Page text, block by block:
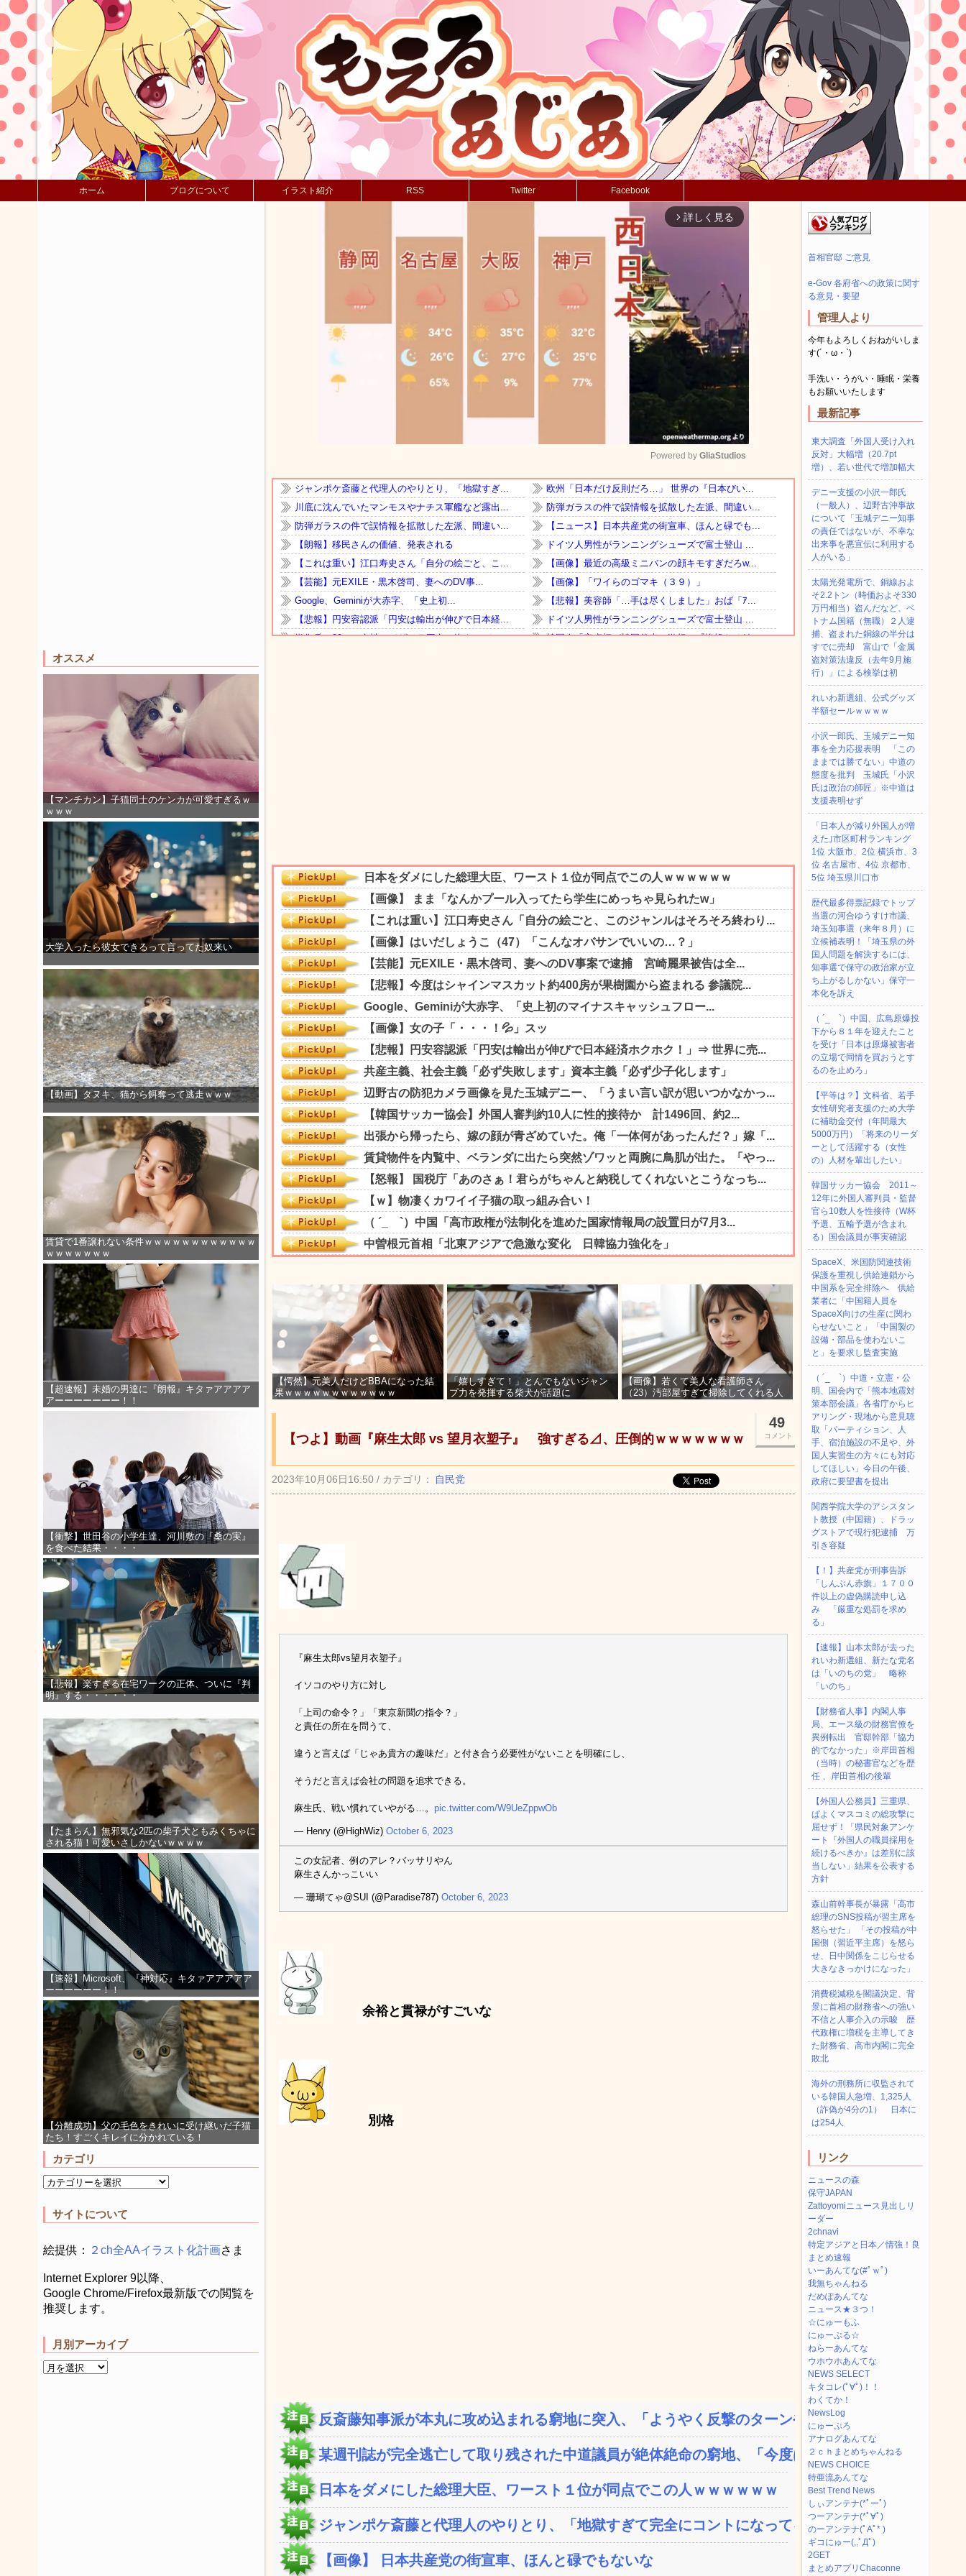
ホーム ブログについて イラスト紹介 RSS Twitter Facebook
オススメ
【マンチカン】子猫同士のケンカが可愛すぎるｗ
ｗｗｗ
大学入ったら彼女できるって言ってた奴来い
【動画】タヌキ、猫から餌奪って逃走ｗｗｗ
賃貸で1番譲れない条件ｗｗｗｗｗｗｗｗｗｗｗｗ
ｗｗｗｗｗｗｗ
【超速報】未婚の男達に『朗報』キタァアアアア
アーーーーーーー！！
【衝撃】世田谷の小学生達、河川敷の『桑の実』
を食べた結果・・・・
【悲報】楽すぎる在宅ワークの正体、ついに『判
明』する・・・・・・
【たまらん】無邪気な2匹の柴子犬ともみくちゃに
される猫！可愛いさしかないｗｗｗｗ
【速報】Microsoft、『神対応』キタァアアアアア
ーーーーーー！！
【分離成功】父の毛色をきれいに受け継いだ子猫
たち！すごくキレイに分かれている！
カテゴリ
サイトについて
絵提供： ２ch全AAイラスト化計画さま
Internet Explorer 9以降、
Google Chrome/Firefox最新版での閲覧を
推奨します。
月別アーカイブ
arrow_forward_ios 詳しく見る
Mute
Powered by GliaStudios
【愕然】元美人だけどBBAになった結
果ｗｗｗｗｗｗｗｗｗｗｗｗ
「嬉しすぎて！」とんでもないジャン
プ力を発揮する柴犬が話題に
【画像】若くて美人な看護師さん
（23）汚部屋すぎて掃除してくれる人
49
コメント
【つよ】動画『麻生太郎 vs 望月衣塑子』 強すぎる⊿、圧倒的ｗｗｗｗｗｗｗ
2023年10月06日16:50 / カテゴリ： 自民党
『麻生太郎vs望月衣塑子』
イソコのやり方に対し
「上司の命令？」「東京新聞の指令？」
と責任の所在を問うて、
違うと言えば「じゃあ貴方の趣味だ」と付き合う必要性がないことを明確にし、
そうだと言えば会社の問題を追求できる。
麻生氏、戦い慣れていやがる…。 pic.twitter.com/W9UeZppwOb
— Henry (@HighWiz) October 6, 2023
この女記者、例のアレ？バッサリやん
麻生さんかっこいい
— 珊瑚てゃ@SUI (@Paradise787) October 6, 2023
余裕と貫禄がすごいな
別格
反斎藤知事派が本丸に攻め込まれる窮地に突入、「ようやく反撃のターンやね...
某週刊誌が完全逃亡して取り残された中道議員が絶体絶命の窮地、「今度は宏...
日本をダメにした総理大臣、ワースト１位が同点でこの人ｗｗｗｗｗｗ
ジャンポケ斎藤と代理人のやりとり、「地獄すぎて完全にコントになってる…...
【画像】 日本共産党の街宣車、ほんと碌でもないな
首相官邸 ご意見
e-Gov 各府省への政策に関す
る意見・要望
管理人より
今年もよろしくおねがいしま
す(´・ω・`)
手洗い・うがい・睡眠・栄養
もお願いいたします
最新記事
東大調査「外国人受け入れ
反対」大幅増（20.7pt
増）、若い世代で増加幅大
デニー支援の小沢一郎氏
（一般人）、辺野古沖事故
について「玉城デニー知事
の責任ではないが、不幸な
出来事を悪宣伝に利用する
人がいる」
太陽光発電所で、銅線およ
そ2.2トン（時価およそ330
万円相当）盗んだなど、ベ
トナム国籍（無職）２人逮
捕、盗まれた銅線の半分は
すでに売却 富山で「金属
盗対策法違反（去年9月施
行）」による検挙は初
れいわ新選組、公式グッズ
半額セールｗｗｗｗ
小沢一郎氏、玉城デニー知
事を全力応援表明 「この
ままでは勝てない」中道の
態度を批判 玉城氏「小沢
氏は政治の師匠」※中道は
支援表明せず
「日本人が減り外国人が増
えた｣市区町村ランキング
1位 大阪市、2位 横浜市、3
位 名古屋市、4位 京都市、
5位 埼玉県川口市
歴代最多得票記録でトップ
当選の河合ゆうすけ市議、
埼玉知事選（来年８月）に
立候補表明！「埼玉県の外
国人問題を解決するには、
知事選で保守の政治家が立
ち上がるしかない」保守一
本化を訴え
（ ´_ゝ`）中国、広島原爆投
下から８１年を迎えたこと
を受け「日本は原爆被害者
の立場で同情を買おうとす
るのを止めろ」
【平等は？】文科省、若手
女性研究者支援のため大学
に補助金交付（年間最大
5000万円）「将来のリーダ
ーとして活躍する（女性
の）人材を輩出したい」
韓国サッカー協会 2011～
12年に外国人審判員・監督
官ら10数人を性接待（W杯
予選、五輪予選が含まれ
る）国会議員が事実確認
SpaceX、米国防関連技術
保護を重視し供給連鎖から
中国系を完全排除へ 供給
業者に「中国籍人員を
SpaceX向けの生産に関わ
らせないこと」「中国製の
設備・部品を使わないこ
と」を要求し監査実施
（ ´_ゝ`）中道・立憲・公
明、国会内で「熊本地震対
策本部会議」各省庁からヒ
アリング・現地から意見聴
取「パーティション、人
手、宿泊施設の不足や、外
国人実習生の方々にも対応
してほしい」今日の午後、
政府に要望書を提出
関西学院大学のアシスタン
ト教授（中国籍）、ドラッ
グストアで現行犯逮捕 万
引き容疑
【！】共産党が刑事告訴
「しんぶん赤旗」１７００
件以上の虚偽購読申し込
み 「厳重な処罰を求め
る」
【速報】山本太郎が去った
れいわ新選組、新たな党名
は「いのちの党」 略称
「いのち」
【財務省人事】内閣人事
局、エース級の財務官僚を
異例転出 官邸幹部「協力
的でなかった」※岸田首相
（当時）の秘書官などを歴
任 、岸田首相の後輩
【外国人公務員】三重県、
ぱよくマスコミの総攻撃に
屈せず！「県民対象アンケ
ート『外国人の職員採用を
続けるべきか』は差別に該
当しない」結果を公表する
方針
森山前幹事長が暴露「高市
総理のSNS投稿が習主席を
怒らせた」 「その投稿が中
国側（習近平主席）を怒ら
せ、日中関係をこじらせる
大きなきっかけになった」
消費税減税を閣議決定、背
景に首相の財務省への強い
不信と人事介入の示唆 歴
代政権に増税を主導してき
た財務省、高市内閣に完全
敗北
海外の刑務所に収監されて
いる韓国人急増、1,325人
（詐偽が4分の1） 日本に
は254人
リンク
ニュースの森
保守JAPAN
Zattoyomiニュース見出しリ
ーダー
2chnavi
特定アジアと日本／情強！良
まとめ速報
いーあんてな(#ﾟｗﾟ)
我無ちゃんねる
だめぽあんてな
ニュース★３つ！
☆にゅーもふ
にゅーぷる☆
ねらーあんてな
ウホウホあんてな
NEWS SELECT
キタコレ(ﾟ∀ﾟ)！！
わくてか！
NewsLog
にゅーぷろ
アナログあんてな
２ｃｈまとめちゃんねる
NEWS CHOICE
特亜流あんてな
Best Trend News
しぃアンテナ(*ﾟーﾟ)
つーアンテナ(*ﾟ∀ﾟ)
のーアンテナ(ﾟAﾟ* )
ギコにゅー(,,ﾟДﾟ)
2GET
まとめアプリChaconne